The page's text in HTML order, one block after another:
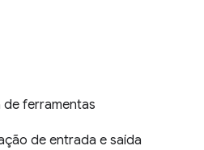
ferramentas
de entrada e saída